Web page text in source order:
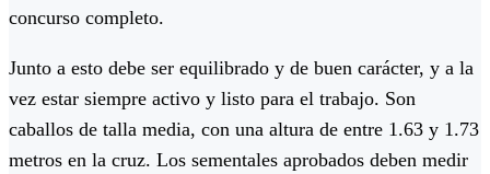
concurso completo.
Junto a esto debe ser equilibrado y de buen carácter, y a la
vez estar siempre activo y listo para el trabajo. Son
caballos de talla media, con una altura de entre 1.63 y 1.73
metros en la cruz. Los sementales aprobados deben medir